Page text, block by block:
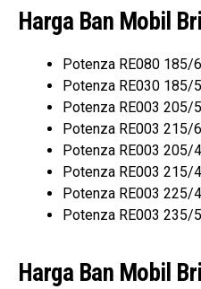
Harga Ban Mobil
Potenza RE080 185/
Potenza RE030 185/
Potenza RE003 205/
Potenza RE003 215/
Potenza RE003 205/
Potenza RE003 215/
Potenza RE003 225/
Potenza RE003 235/
Harga Ban Mobil